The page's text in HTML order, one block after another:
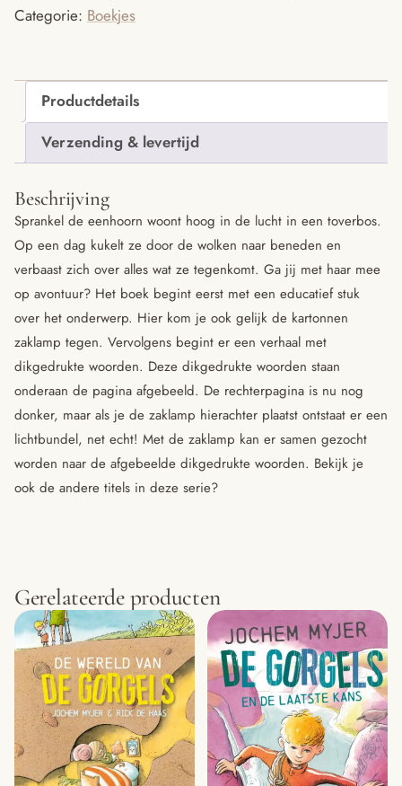
Categorie: Boekjes
Productdetails
Verzending & levertijd
Beschrijving
Sprankel de eenhoorn woont hoog in de lucht in een toverbos.
Op een dag kukelt ze door de wolken naar beneden en
verbaast zich over alles wat ze tegenkomt. Ga jij met haar mee
op avontuur? Het boek begint eerst met een educatief stuk
over het onderwerp. Hier kom je ook gelijk de kartonnen
zaklamp tegen. Vervolgens begint er een verhaal met
dikgedrukte woorden. Deze dikgedrukte woorden staan
onderaan de pagina afgebeeld. De rechterpagina is nu nog
donker, maar als je de zaklamp hierachter plaatst ontstaat er een
lichtbundel, net echt! Met de zaklamp kan er samen gezocht
worden naar de afgebeelde dikgedrukte woorden. Bekijk je
ook de andere titels in deze serie?
Gerelateerde producten